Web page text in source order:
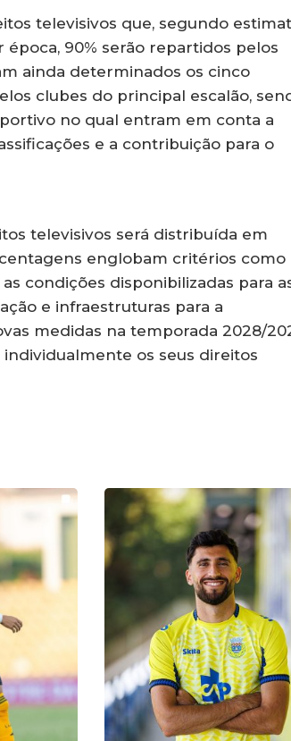
televisivos que, segundo
90% serão repartidos pelos
ainda determinados os cinco
clubes do principal escalão,
no qual entram em conta a
e a contribuição para o
televisivos será distribuída em
englobam critérios como
condições disponibilizadas para
e infraestruturas para a
medidas na temporada 2028/
os seus direitos